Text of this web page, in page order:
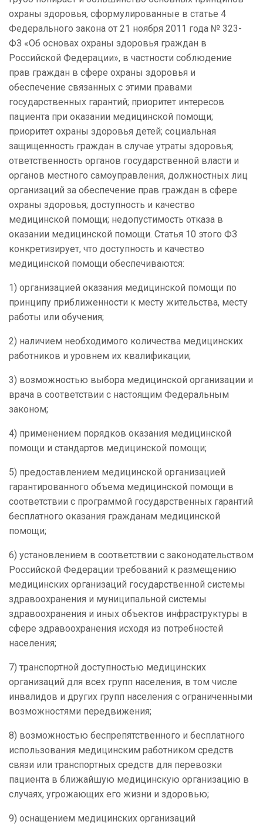
охраны здоровья, сформулированные в статье 4
Федерального закона от 21 ноября 2011 года № 323-
ФЗ «Об основах охраны здоровья граждан в
Российской Федерации», в частности соблюдение
прав граждан в сфере охраны здоровья и
обеспечение связанных с этими правами
государственных гарантий; приоритет интересов
пациента при оказании медицинской помощи;
приоритет охраны здоровья детей; социальная
защищенность граждан в случае утраты здоровья;
ответственность органов государственной власти и
органов местного самоуправления, должностных лиц
организаций за обеспечение прав граждан в сфере
охраны здоровья; доступность и качество
медицинской помощи; недопустимость отказа в
оказании медицинской помощи. Статья 10 этого ФЗ
конкретизирует, что доступность и качество
медицинской помощи обеспечиваются:
1) организацией оказания медицинской помощи по
принципу приближенности к месту жительства, месту
работы или обучения;
2) наличием необходимого количества медицинских
работников и уровнем их квалификации;
3) возможностью выбора медицинской организации и
врача в соответствии с настоящим Федеральным
законом;
4) применением порядков оказания медицинской
помощи и стандартов медицинской помощи;
5) предоставлением медицинской организацией
гарантированного объема медицинской помощи в
соответствии с программой государственных гарантий
бесплатного оказания гражданам медицинской
помощи;
6) установлением в соответствии с законодательством
Российской Федерации требований к размещению
медицинских организаций государственной системы
здравоохранения и муниципальной системы
здравоохранения и иных объектов инфраструктуры в
сфере здравоохранения исходя из потребностей
населения;
7) транспортной доступностью медицинских
организаций для всех групп населения, в том числе
инвалидов и других групп населения с ограниченными
возможностями передвижения;
8) возможностью беспрепятственного и бесплатного
использования медицинским работником средств
связи или транспортных средств для перевозки
пациента в ближайшую медицинскую организацию в
случаях, угрожающих его жизни и здоровью;
9) оснащением медицинских организаций